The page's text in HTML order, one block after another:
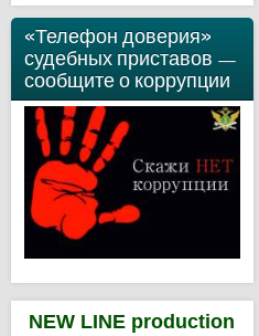
«Телефон доверия»
судебных приставов —
сообщите о коррупции
NEW LINE production